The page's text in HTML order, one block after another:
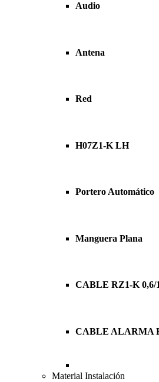
Audio
Antena
Red
H07Z1-K LH
Portero Automático
Manguera Plana
CABLE RZ1-K 0,6/
CABLE ALARMA
Material Instalación